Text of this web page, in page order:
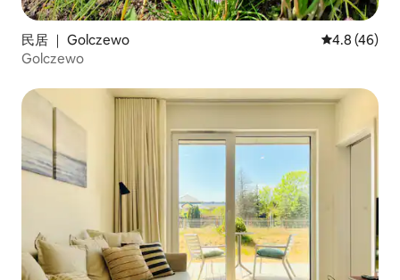
民居 ｜ Golczewo 平均评分
4.8 (46)
Golczewo